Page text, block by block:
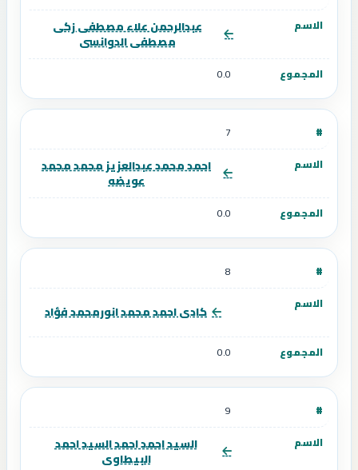
عبدالرحمن علاء مصطفى زكى
مصطفى الدوانسى
0.0
7
احمد محمد عبدالعزيز محمد محمد
عويضه
0.0
8
كادى احمد محمد انورمحمد فؤاد
0.0
9
السيد احمد احمد السيد احمد
البيطاوى